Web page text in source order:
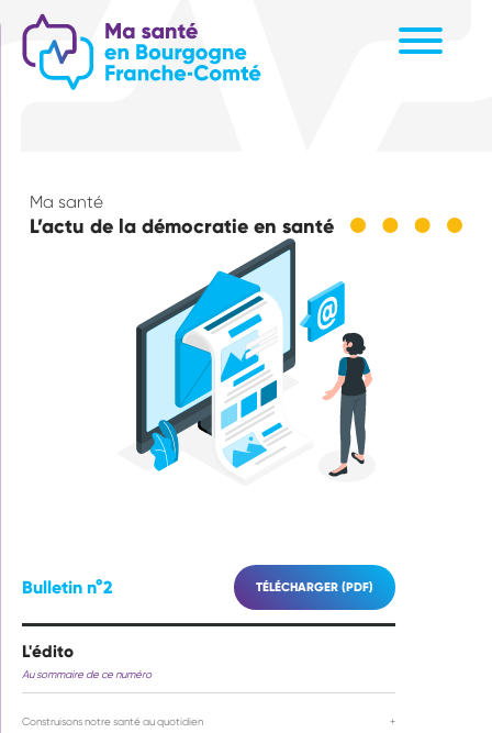
contenu
principal
Ma santé
L’actu de la démocratie en santé
Bulletin n°2 TÉLÉCHARGER (PDF)
L'édito
Au sommaire de ce numéro
Construisons notre santé au quotidien +